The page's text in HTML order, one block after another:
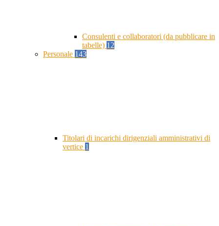
Consulenti e collaboratori (da pubblicare in
tabelle) 12
Personale 143
Titolari di incarichi dirigenziali amministrativi di
vertice 1